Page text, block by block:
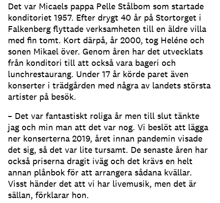
Det var Micaels pappa Pelle Stålbom som startade
konditoriet 1957. Efter drygt 40 år på Stortorget i
Falkenberg flyttade verksamheten till en äldre villa
med fin tomt. Kort därpå, år 2000, tog Heléne och
sonen Mikael över. Genom åren har det utvecklats
från konditori till att också vara bageri och
lunchrestaurang. Under 17 år körde paret även
konserter i trädgården med några av landets största
artister på besök.
– Det var fantastiskt roliga år men till slut tänkte
jag och min man att det var nog. Vi beslöt att lägga
ner konserterna 2019, året innan pandemin visade
det sig, så det var lite tursamt. De senaste åren har
också priserna dragit iväg och det krävs en helt
annan plånbok för att arrangera sådana kvällar.
Visst händer det att vi har livemusik, men det är
sällan, förklarar hon.